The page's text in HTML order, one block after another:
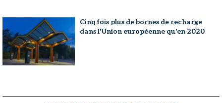
Cinq fois plus de bornes de recharge
dans l'Union européenne qu'en 2020